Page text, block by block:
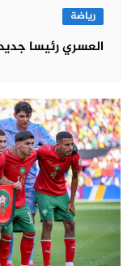
رياضة
العسري رئيسا